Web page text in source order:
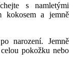
s namletými
kokosem a jemně
narození. Jemně
pokožku nebo